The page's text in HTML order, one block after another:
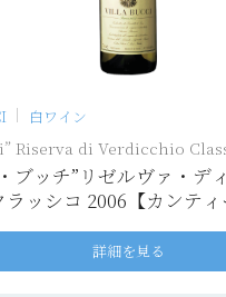
白ワイン
Riserva di Verdicchio
ブッチ”リゼルヴァ・デ
ラッシコ 2006【カンテ
詳細を見る